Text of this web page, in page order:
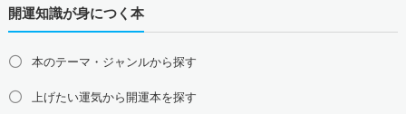
大分県の占い師募集・求人
健康運アップの開運グッズ
家庭運・家族運アップの開運グッズ
総合運・全体運アップの開運グッズ
開運知識が身につく本
本のテーマ・ジャンルから探す
上げたい運気から開運本を探す